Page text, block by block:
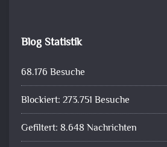
Blog Statistik
68.176 Besuche
Blockiert: 273.751 Besuche
Gefiltert: 8.648 Nachrichten